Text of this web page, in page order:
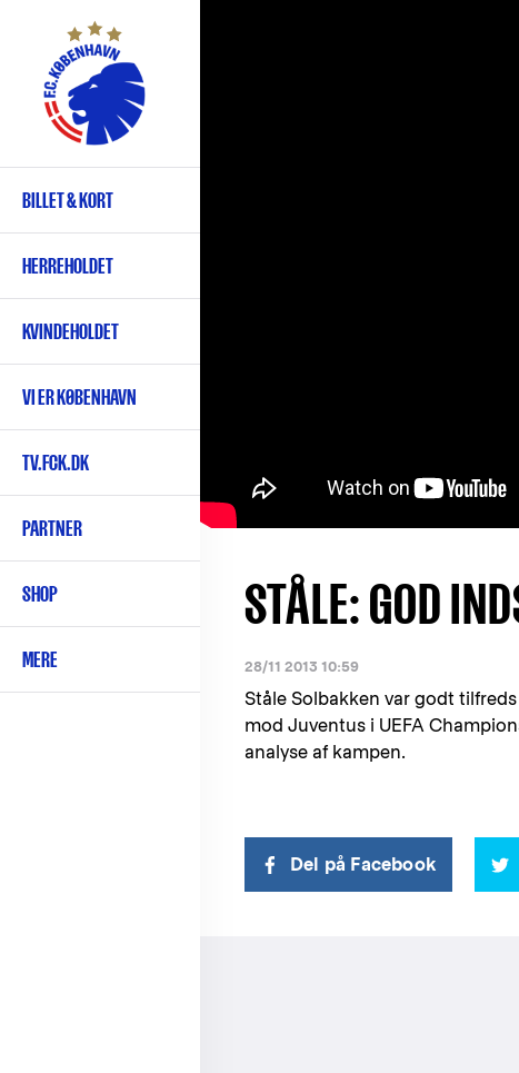
hovedindhold
Primær
navigation
BILLET & KORT
HERREHOLDET
KVINDEHOLDET
VI ER KØBENHAVN
TV.FCK.DK
PARTNER
SHOP
MERE
STÅLE: GOD
28/11 2013 10:59
Ståle Solbakken var godt
mod Juventus i UEFA
analyse af kampen.
Del på Facebook